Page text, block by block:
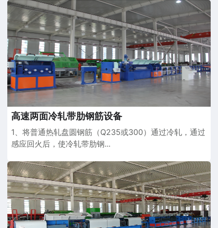
高速两面冷轧带肋钢筋设备
1、将普通热轧盘圆钢筋（Q235或300）通过冷轧，通过
感应回火后，使冷轧带肋钢...